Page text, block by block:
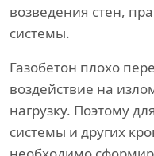
возведения стен,
системы.
Газобетон плохо
воздействие на
нагрузку. Поэтому
системы и других